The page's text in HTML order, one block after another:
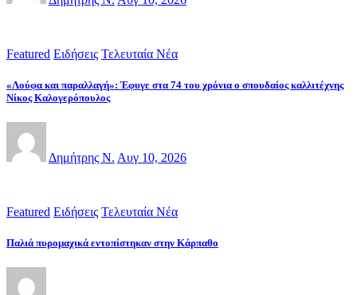
Featured Ειδήσεις Τελευταία Νέα
«Λούφα και παραλλαγή»: Έφυγε στα 74 του χρόνια ο σπουδαίος καλλιτέχνης
Νίκος Καλογερόπουλος
Δημήτρης Ν. Αυγ 10, 2026
Featured Ειδήσεις Τελευταία Νέα
Παλιά πυρομαχικά εντοπίστηκαν στην Κάρπαθο